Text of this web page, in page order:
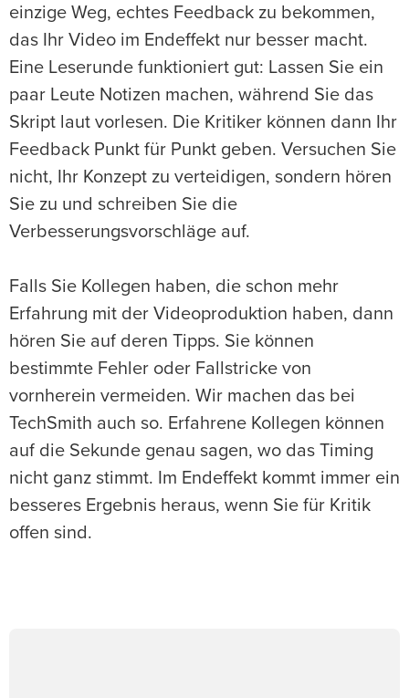
einzige Weg, echtes Feedback zu bekommen,
das Ihr Video im Endeffekt nur besser macht.
Eine Leserunde funktioniert gut: Lassen Sie ein
paar Leute Notizen machen, während Sie das
Skript laut vorlesen. Die Kritiker können dann Ihr
Feedback Punkt für Punkt geben. Versuchen Sie
nicht, Ihr Konzept zu verteidigen, sondern hören
Sie zu und schreiben Sie die
Verbesserungsvorschläge auf.
Falls Sie Kollegen haben, die schon mehr
Erfahrung mit der Videoproduktion haben, dann
hören Sie auf deren Tipps. Sie können
bestimmte Fehler oder Fallstricke von
vornherein vermeiden. Wir machen das bei
TechSmith auch so. Erfahrene Kollegen können
auf die Sekunde genau sagen, wo das Timing
nicht ganz stimmt. Im Endeffekt kommt immer ein
besseres Ergebnis heraus, wenn Sie für Kritik
offen sind.